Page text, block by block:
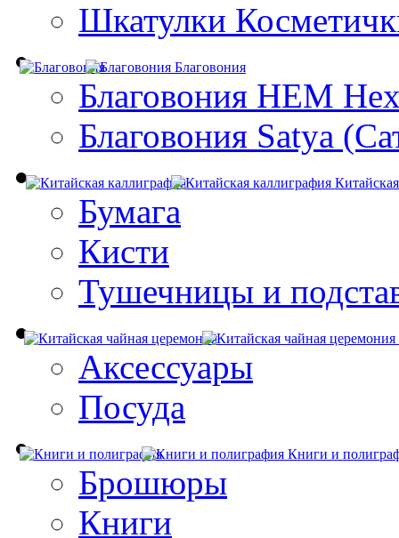
Шкатулки
Благовония
Благовония HEM
Благовония Satya
Бумага
Кисти
Тушечницы и
Аксессуары
Посуда
Книги и
Брошюры
Книги